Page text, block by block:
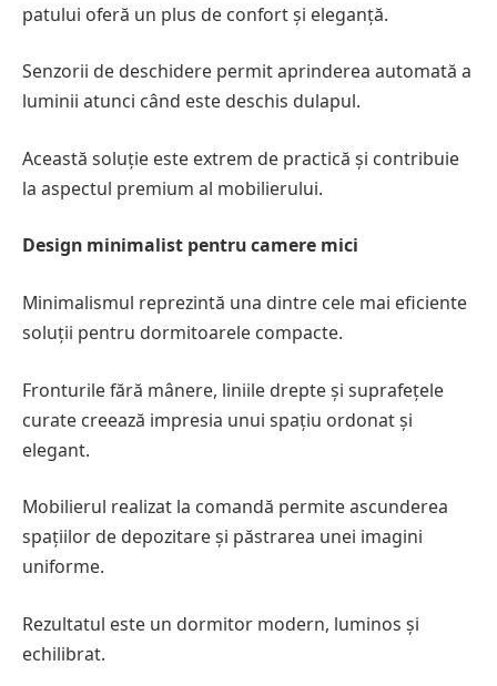
patului oferă un plus de confort și eleganță.
Senzorii de deschidere permit aprinderea automată a
luminii atunci când este deschis dulapul.
Această soluție este extrem de practică și contribuie
la aspectul premium al mobilierului.
Design minimalist pentru camere mici
Minimalismul reprezintă una dintre cele mai eficiente
soluții pentru dormitoarele compacte.
Fronturile fără mânere, liniile drepte și suprafețele
curate creează impresia unui spațiu ordonat și
elegant.
Mobilierul realizat la comandă permite ascunderea
spațiilor de depozitare și păstrarea unei imagini
uniforme.
Rezultatul este un dormitor modern, luminos și
echilibrat.